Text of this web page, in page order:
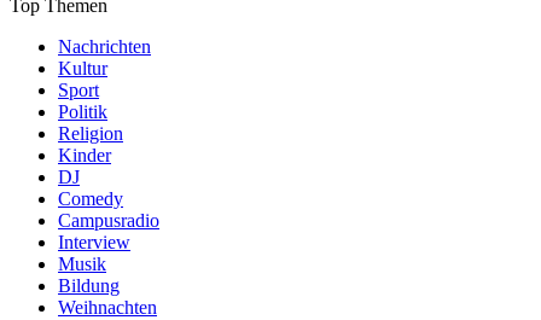
Top Themen
Nachrichten
Kultur
Sport
Politik
Religion
Kinder
DJ
Comedy
Campusradio
Interview
Musik
Bildung
Weihnachten